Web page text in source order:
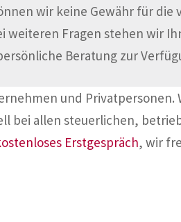
wir keine Gewähr für die
Fragen stehen wir
Beratung zur
und Privatpersonen.
bei allen steuerlichen,
Erstgespräch, wir